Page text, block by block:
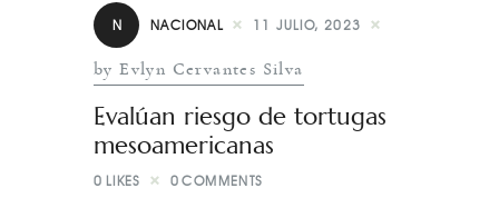
N NACIONAL 11 JULIO, 2023
by Evlyn Cervantes Silva
Evalúan riesgo de tortugas
mesoamericanas
0 LIKES 0 COMMENTS